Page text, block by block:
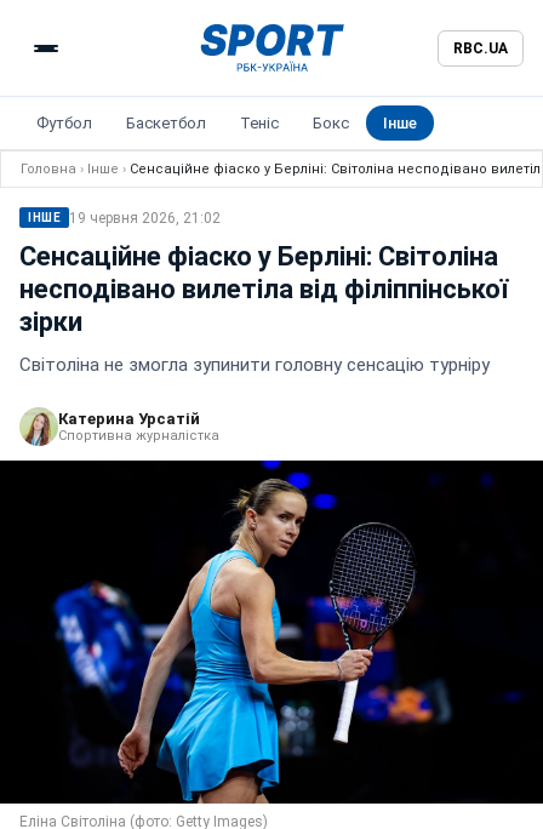
RBC.UA
Футбол Баскетбол Теніс Бокс Інше
Головна › Інше › Сенсаційне фіаско у Берліні: Світоліна несподівано
ІНШЕ 19 червня 2026, 21:02
Сенсаційне фіаско у Берліні: Світоліна
несподівано вилетіла від філіппінської
зірки
Світоліна не змогла зупинити головну сенсацію турніру
Катерина Урсатій
Спортивна журналістка
Еліна Cвітоліна (фото: Getty Images)